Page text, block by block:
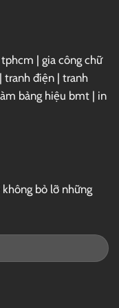
tphcm | gia công chữ
| tranh điện | tranh
bảng hiệu bmt | in
bỏ lỡ những